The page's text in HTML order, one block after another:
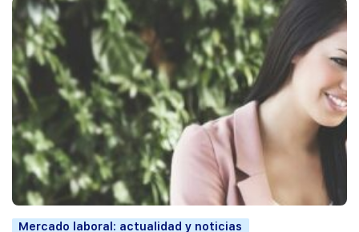
Mercado laboral: actualidad y noticias